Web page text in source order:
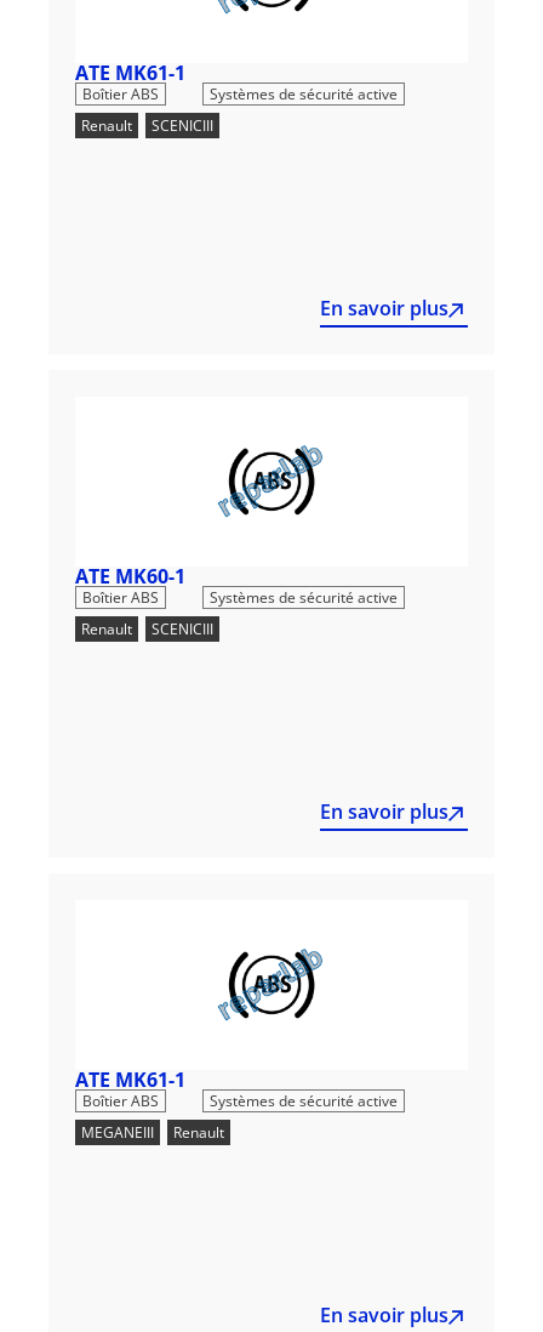
ATE MK61-1
Boîtier ABS
Systèmes de sécurité active
Renault
SCENICIII
En savoir plus
ATE MK60-1
Boîtier ABS
Systèmes de sécurité active
Renault
SCENICIII
En savoir plus
ATE MK61-1
Boîtier ABS
Systèmes de sécurité active
MEGANEIII
Renault
En savoir plus